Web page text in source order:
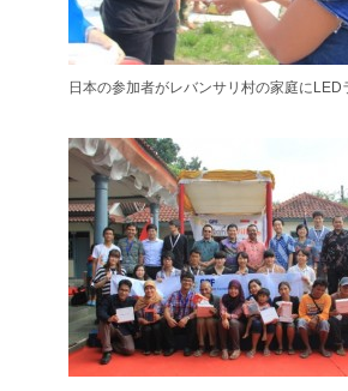
日本の参加者がレバンサリ村の家庭にLED